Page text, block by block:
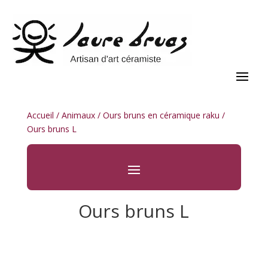
Accueil / Animaux/ Ours bruns en céramique raku /
Ours bruns L
Ours bruns L